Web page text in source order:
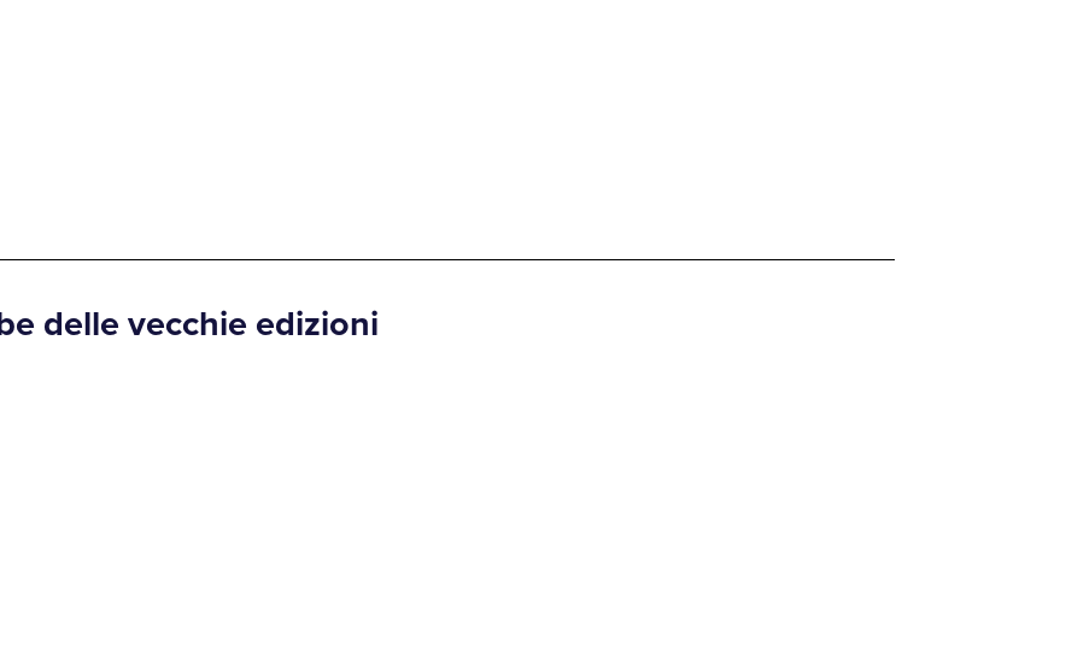
delle vecchie edizioni